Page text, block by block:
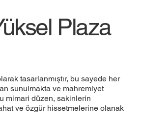
Plaza
tasarlanmıştır, bu sayede her
sunulmakta ve mahremiyet
mimari düzen, sakinlerin
ve özgür hissetmelerine olanak